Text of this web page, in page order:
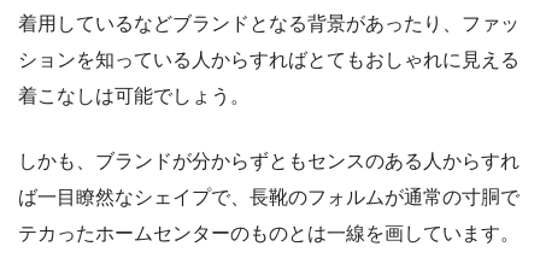
着用しているなどブランドとなる背景があったり、ファッ
ションを知っている人からすればとてもおしゃれに見える
着こなしは可能でしょう。
しかも、ブランドが分からずともセンスのある人からすれ
ば一目瞭然なシェイプで、長靴のフォルムが通常の寸胴で
テカったホームセンターのものとは一線を画しています。